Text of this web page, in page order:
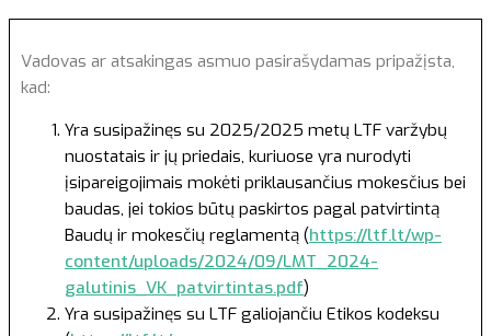
Vadovas ar atsakingas asmuo pasirašydamas pripažįsta,
kad:
Yra susipažinęs su 2025/2025 metų LTF varžybų
nuostatais ir jų priedais, kuriuose yra nurodyti
įsipareigojimais mokėti priklausančius mokesčius bei
baudas, jei tokios būtų paskirtos pagal patvirtintą
Baudų ir mokesčių reglamentą (https://ltf.lt/wp-
content/uploads/2024/09/LMT_2024-
galutinis_VK_patvirtintas.pdf)
Yra susipažinęs su LTF galiojančiu Etikos kodeksu